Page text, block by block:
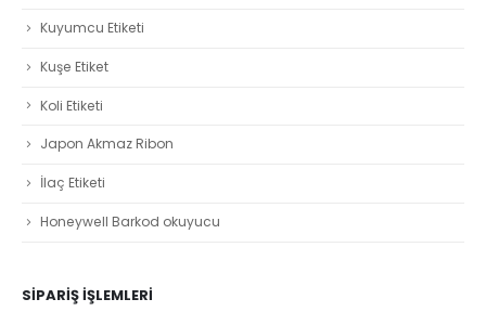
Kuyumcu Etiketi
Kuşe Etiket
Koli Etiketi
Japon Akmaz Ribon
İlaç Etiketi
Honeywell Barkod okuyucu
SIPARIŞ İŞLEMLERI